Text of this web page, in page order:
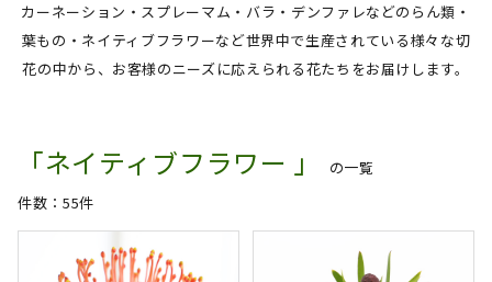
カーネーション・スプレーマム・バラ・デンファレなどのらん類・
葉もの・ネイティブフラワーなど世界中で生産されている様々な切
花の中から、お客様のニーズに応えられる花たちをお届けします。
「ネイティブフラワー 」
の一覧
件数：55件